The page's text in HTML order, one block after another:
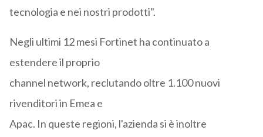
tecnologia e nei nostri prodotti".
Negli ultimi 12 mesi Fortinet ha continuato a
estendere il proprio
channel network, reclutando oltre 1.100 nuovi
rivenditori in Emea e
Apac. In queste regioni, l'azienda si è inoltre